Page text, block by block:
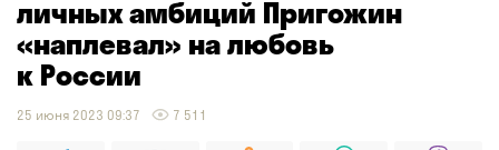
личных амбиций Пригожин
«наплевал» на любовь
к России
25 июня 2023 09:37 7 511